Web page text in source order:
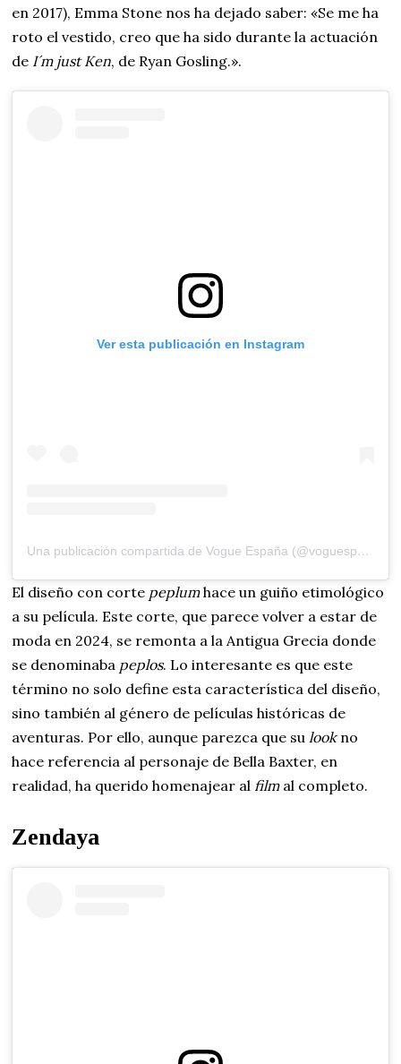
en 2017), Emma Stone nos ha dejado saber: «Se me ha
roto el vestido, creo que ha sido durante la actuación
de I´m just Ken, de Ryan Gosling.».
Ver esta publicación en Instagram
Una publicación compartida de Vogue España (@voguespain)
El diseño con corte peplumhace un guiño etimológico
a su película. Este corte, que parece volver a estar de
moda en 2024, se remonta a la Antigua Grecia donde
se denominaba peplos. Lo interesante es que este
término no solo define esta característica del diseño,
sino también al género de películas históricas de
aventuras. Por ello, aunque parezca que sulookno
hace referencia al personaje de Bella Baxter, en
realidad, ha querido homenajear al filmal completo.
Zendaya